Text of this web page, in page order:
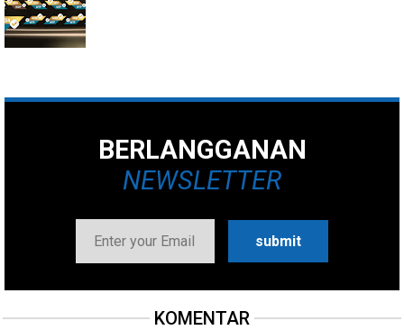
BERLANGGANAN
NEWSLETTER
KOMENTAR